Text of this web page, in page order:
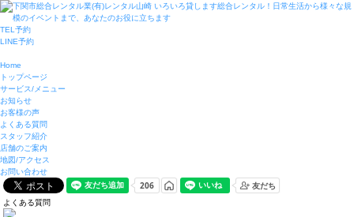
TEL予約
LINE予約
Home
トップページ
サービス/メニュー
お知らせ
お客様の声
よくある質問
スタッフ紹介
店舗のご案内
地図/アクセス
お問い合わせ
よくある質問